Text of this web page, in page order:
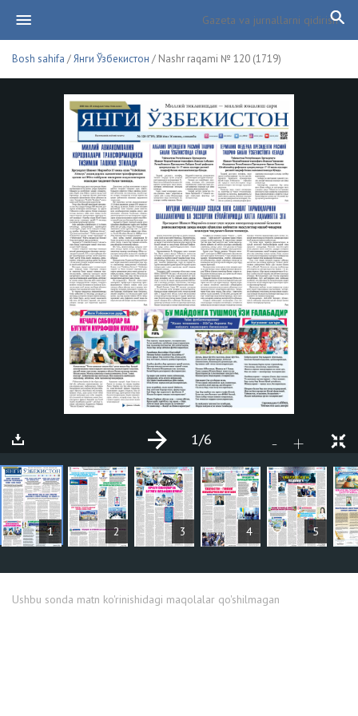
Bosh sahifa /Янги Ўзбекистон / Nashr raqami № 120 (1719)
1 2 3 4 5
- +
1/6
MAQOLALAR
Ushbu sonda matn ko'rinishidagi maqolalar qo'shilmagan